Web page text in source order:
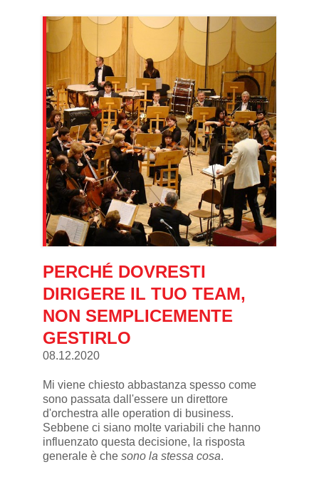
PERCHÉ DOVRESTI
DIRIGERE IL TUO TEAM,
NON SEMPLICEMENTE
GESTIRLO
08.12.2020
Mi viene chiesto abbastanza spesso come
sono passata dall'essere un direttore
d'orchestra alle operation di business.
Sebbene ci siano molte variabili che hanno
influenzato questa decisione, la risposta
generale è chesono la stessa cosa.